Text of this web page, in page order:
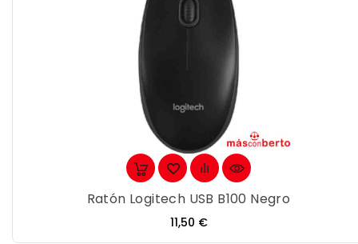
Ratón Logitech USB B100 Negro
Precio
11,50 €